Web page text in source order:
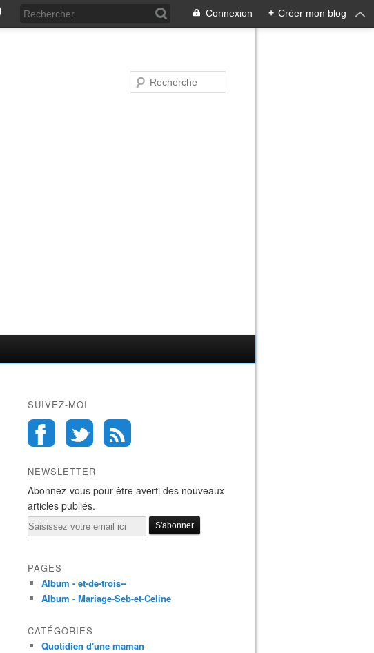
Connexion + Créer mon blog
SUIVEZ-MOI
NEWSLETTER
Abonnez-vous pour être averti des nouveaux
articles publiés.
Email
PAGES
Album - et-de-trois--
Album - Mariage-Seb-et-Celine
CATÉGORIES
Quotidien d'une maman